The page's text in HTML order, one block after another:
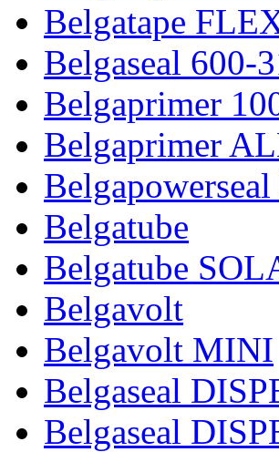
Belgatape
Belgaseal 600-
Belgaprimer
Belgaprimer
Belgapowerseal
Belgatube
Belgatube
Belgavolt
Belgavolt MINI
Belgaseal
Belgaseal